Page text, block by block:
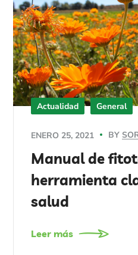
Actualidad General
ENERO 25, 2021 BY
Manual de
herramienta
salud
Leer más